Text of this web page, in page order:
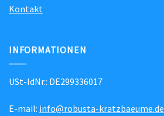
Kontakt
INFORMATIONEN
USt-IdNr.: DE299336017
E-mail: info@robusta-kratzbaeume.de